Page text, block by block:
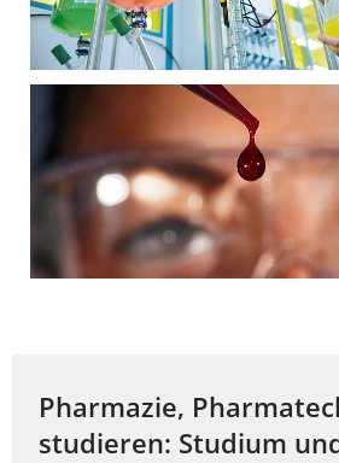
Pharmazie,
studieren: Studium